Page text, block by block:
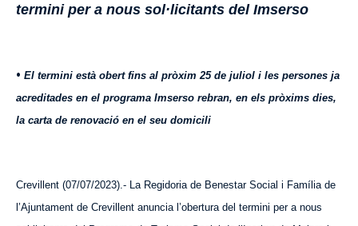
termini per a nous sol·licitants del Imserso
• El termini està obert fins al pròxim 25 de juliol i les persones ja
acreditades en el programa Imserso rebran, en els pròxims dies,
la carta de renovació en el seu domicili
Crevillent (07/07/2023).- La Regidoria de Benestar Social i Família de
l’Ajuntament de Crevillent anuncia l’obertura del termini per a nous